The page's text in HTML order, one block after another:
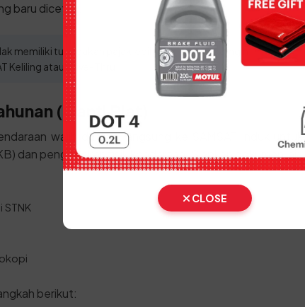
baru dicetak.
memiliki tunggakan pajak lebih dari 1 tahun jika ingin
Keliling atau Drive-Thru.
(Ganti Plat)
wajib datang langsung ke SAMSAT Induk untuk
dan pengecekan fisik kendaraan. Siapkan dokumen ini:
STNK
berikut:
CLOSE